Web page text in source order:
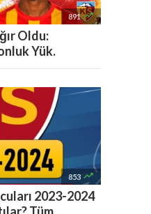
891 
Oldu:
Yük.
853 
2023-2024